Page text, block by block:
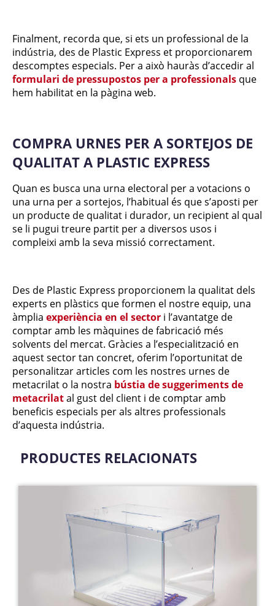
Finalment, recorda que, si ets un professional de la
indústria, des de Plastic Express et proporcionarem
descomptes especials. Per a això hauràs d’accedir al
formulari de pressupostos per a professionals que
hem habilitat en la pàgina web.
COMPRA URNES PER A SORTEJOS DE
QUALITAT A PLASTIC EXPRESS
Quan es busca una urna electoral per a votacions o
una urna per a sortejos, l’habitual és que s’aposti per
un producte de qualitat i durador, un recipient al qual
se li pugui treure partit per a diversos usos i
compleixi amb la seva missió correctament.
Des de Plastic Express proporcionem la qualitat dels
experts en plàstics que formen el nostre equip, una
àmpliaexperiència en el sector i l’avantatge de
comptar amb les màquines de fabricació més
solvents del mercat. Gràcies a l’especialització en
aquest sector tan concret, oferim l’oportunitat de
personalitzar articles com les nostres urnes de
metacrilat o la nostra bústia de suggeriments de
metacrilatal gust del client i de comptar amb
beneficis especials per als altres professionals
d’aquesta indústria.
PRODUCTES RELACIONATS